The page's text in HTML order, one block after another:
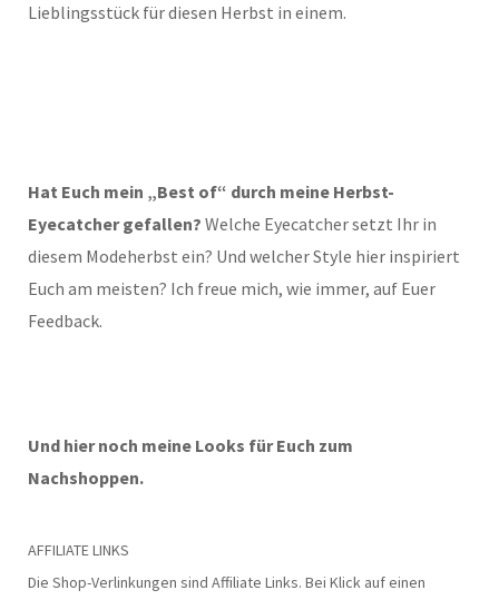
Lieblingsstück für diesen Herbst in einem.
Hat Euch mein „Best of“ durch meine Herbst-
Eyecatcher gefallen? Welche Eyecatcher setzt Ihr in
diesem Modeherbst ein? Und welcher Style hier inspiriert
Euch am meisten? Ich freue mich, wie immer, auf Euer
Feedback.
Und hier noch meine Looks für Euch zum
Nachshoppen.
AFFILIATE LINKS
Die Shop-Verlinkungen sind Affiliate Links. Bei Klick auf einen